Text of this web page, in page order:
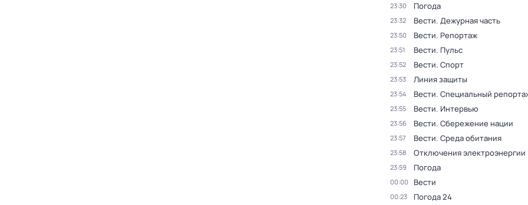
23:30 Погода
23:32 Вести. Дежурная часть
23:50 Вести. Репортаж
23:51 Вести. Пульс
23:52 Вести. Спорт
23:53 Линия защиты
23:54 Вести. Специальный
23:55 Вести. Интервью
23:56 Вести. Сбережение нации
23:57 Вести. Среда обитания
23:58 Отключения электроэнергии
23:59 Погода
00:00 Вести
00:23 Погода 24